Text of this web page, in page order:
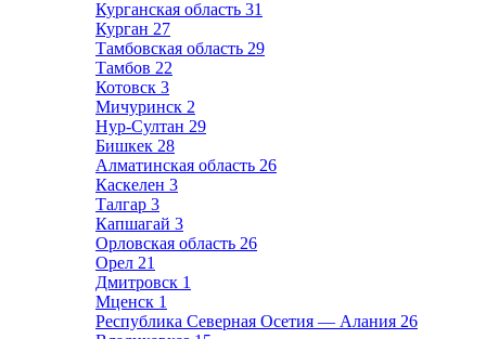
Курганская область 31
Курган 27
Тамбовская область 29
Тамбов 22
Котовск 3
Мичуринск 2
Нур-Султан 29
Бишкек 28
Алматинская область 26
Каскелен 3
Талгар 3
Капшагай 3
Орловская область 26
Орел 21
Дмитровск 1
Мценск 1
Республика Северная Осетия — Алания 26